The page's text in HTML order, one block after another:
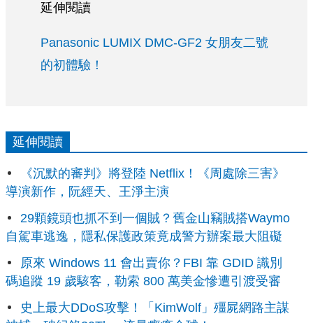
延伸閱讀
Panasonic LUMIX DMC-GF2 女朋友二號
的初體驗！
延伸閱讀
《沉默的審判》將登陸 Netflix！《周處除三害》
導演新作，阮經天、王淨主演
29顆鏡頭也抓不到一個賊？舊金山竊賊搭Waymo
自駕車逃逸，隱私保護政策竟成警方辦案最大阻礙
原來 Windows 11 會出賣你？FBI 靠 GDID 識別
碼追蹤 19 歲駭客，勒索 800 萬美金慘遭引渡受審
史上最大DDoS攻擊！「KimWolf」殭屍網路主謀